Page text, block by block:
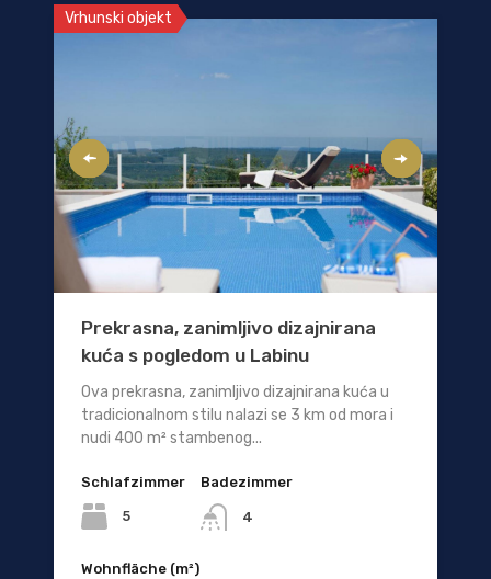
Vrhunski objekt
Prekrasna, zanimljivo dizajnirana
kuća s pogledom u Labinu
Ova prekrasna, zanimljivo dizajnirana kuća u
tradicionalnom stilu nalazi se 3 km od mora i
nudi 400 m² stambenog...
Schlafzimmer
5
Badezimmer
4
Wohnfläche (m²)